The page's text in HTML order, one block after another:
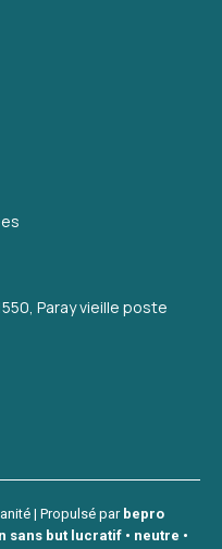
Paray vieille poste
| Propulsé par bepro
sans but lucratif • neutre •